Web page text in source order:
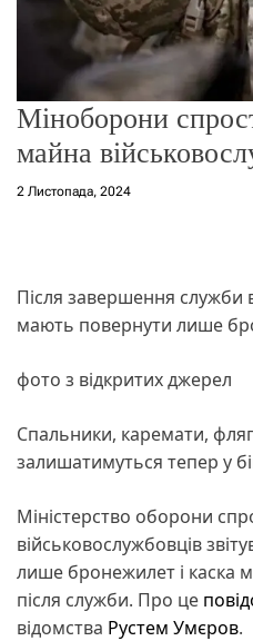
Міноборони
майна
2 Листопада, 2024
Після завершення служби
мають повернути лише
фото з відкритих джерел
Спальники, каремати,
залишатимуться тепер у
Міністерство оборони
військовослужбовців
лише бронежилет і каска
після служби. Про це
відомства Рустем Умєров.